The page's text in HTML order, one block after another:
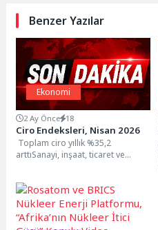
Benzer Yazılar
Ekonomi
2 Ay Önce 18
Ciro Endeksleri, Nisan 2026
Toplam ciro yıllık %35,2
arttıSanayi, inşaat, ticaret ve